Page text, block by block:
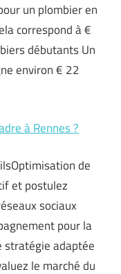
un plombier en
correspond à €
débutants Un
environ € 22
à Rennes ?
de
et postulez
sociaux
pour la
stratégie adaptée
le marché du